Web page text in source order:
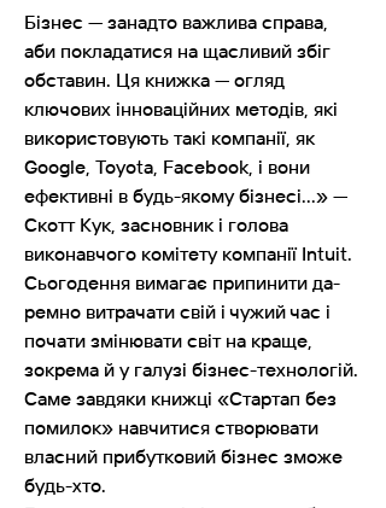
Бізнес — занадто важлива справа,
аби покладатися на щасливий збіг
обставин. Ця книжка — огляд
ключових інно­ваційних методів, які
використовують такі компанії, як
Google, Toyota, Facebook, і вони
ефективні в будь-якому бізнесі...» —
Скотт Кук, засновник і голова
виконавчого комітету компанії Intuit.
Сьогодення вимагає припинити да­
ремно витрачати свій і чужий час і
почати змінювати світ на краще,
зокрема й у галузі бізнес-технологій.
Саме завдяки книжці «Стартап без
помилок» навчитися ство­рювати
власний прибутковий бізнес зможе
будь-хто.